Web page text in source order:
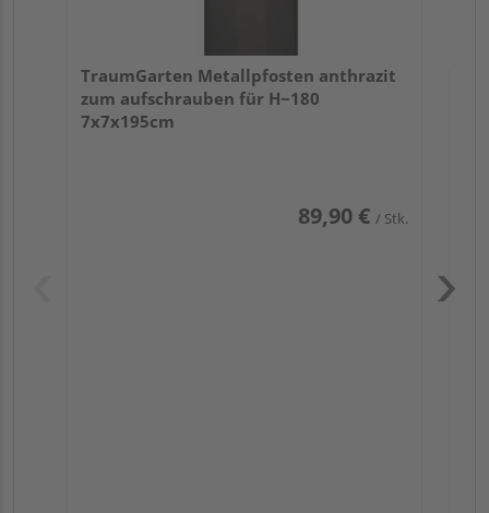
TraumGarten Metallpfosten anthrazit
zum aufschrauben für H~180
7x7x195cm
89,90 € / Stk.